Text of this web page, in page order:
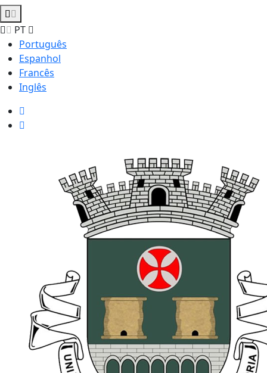
PT
Português
Espanhol
Francês
Inglês